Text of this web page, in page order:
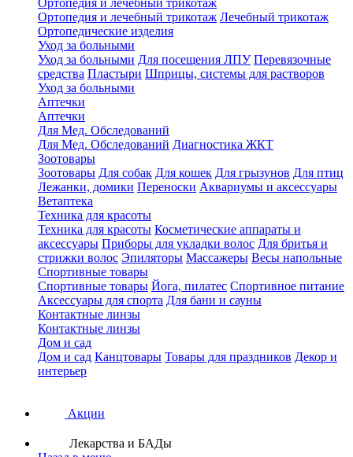
Ортопедия и лечебный трикотаж
Ортопедия и лечебный трикотаж Лечебный трикотаж
Ортопедические изделия
Уход за больными
Уход за больными Для посещения ЛПУ Перевязочные
средства Пластыри Шприцы, системы для растворов
Уход за больными
Аптечки
Аптечки
Для Мед. Обследований
Для Мед. Обследований Диагностика ЖКТ
Зоотовары
Зоотовары Для собак Для кошек Для грызунов Для птиц
Лежанки, домики Переноски Аквариумы и аксессуары
Ветаптека
Техника для красоты
Техника для красоты Косметические аппараты и
аксессуары Приборы для укладки волос Для бритья и
стрижки волос Эпиляторы Массажеры Весы напольные
Спортивные товары
Спортивные товары Йога, пилатес Спортивное питание
Аксессуары для спорта Для бани и сауны
Контактные линзы
Контактные линзы
Дом и сад
Дом и сад Канцтовары Товары для праздников Декор и
интерьер
Акции
Лекарства и БАДы